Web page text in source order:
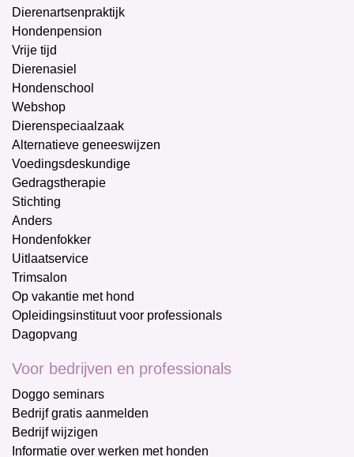
Dierenartsenpraktijk
Hondenpension
Vrije tijd
Dierenasiel
Hondenschool
Webshop
Dierenspeciaalzaak
Alternatieve geneeswijzen
Voedingsdeskundige
Gedragstherapie
Stichting
Anders
Hondenfokker
Uitlaatservice
Trimsalon
Op vakantie met hond
Opleidingsinstituut voor professionals
Dagopvang
Voor bedrijven en professionals
Doggo seminars
Bedrijf gratis aanmelden
Bedrijf wijzigen
Informatie over werken met honden